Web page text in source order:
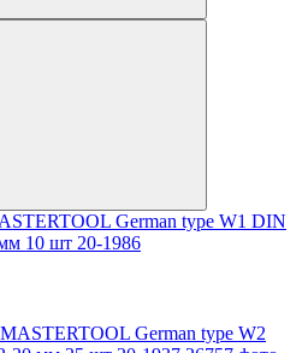
German type W1 DIN
10 шт 20-1986